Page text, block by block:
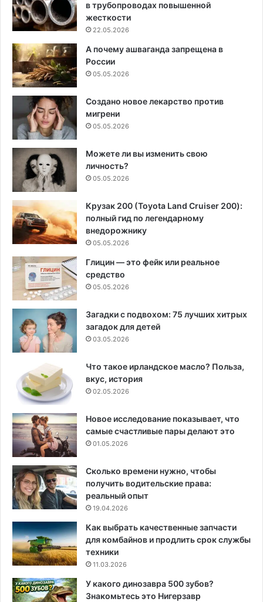
в трубопроводах повышенной
жесткости
22.05.2026
А почему ашваганда запрещена в
России
05.05.2026
Создано новое лекарство против
мигрени
05.05.2026
Можете ли вы изменить свою
личность?
05.05.2026
Крузак 200 (Toyota Land Cruiser 200):
полный гид по легендарному
внедорожнику
05.05.2026
Глицин — это фейк или реальное
средство
05.05.2026
Загадки с подвохом: 75 лучших хитрых
загадок для детей
03.05.2026
Что такое ирландское масло? Польза,
вкус, история
02.05.2026
Новое исследование показывает, что
самые счастливые пары делают это
01.05.2026
Сколько времени нужно, чтобы
получить водительские права:
реальный опыт
19.04.2026
Как выбрать качественные запчасти
для комбайнов и продлить срок службы
техники
11.03.2026
У какого динозавра 500 зубов?
Знакомьтесь это Нигерзавр